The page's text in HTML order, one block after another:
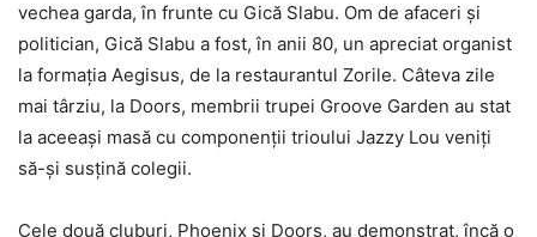
vechea garda, în frunte cu Gică Slabu. Om de afaceri și
politician, Gică Slabu a fost, în anii 80, un apreciat organist
la formația Aegisus, de la restaurantul Zorile. Câteva zile
mai târziu, la Doors, membrii trupei Groove Garden au stat
la aceeași masă cu componenții trioului Jazzy Lou veniți
să-și susțină colegii.
Cele două cluburi, Phoenix și Doors, au demonstrat, încă o